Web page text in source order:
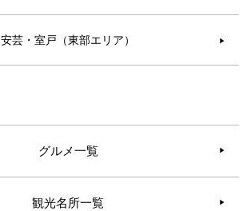
安芸・室戸（東部エリア） ▶︎
グルメ一覧
観光名所一覧